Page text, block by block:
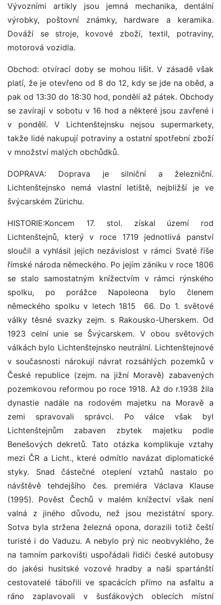
Vývozními artikly jsou jemná mechanika, dentální
výrobky, poštovní známky, hardware a keramika.
Dováží se stroje, kovové zboží, textil, potraviny,
motorová vozidla.
Obchod: otvírací doby se mohou lišit. V zásadě však
platí, že je otevřeno od 8 do 12, kdy se jde na oběd, a
pak od 13:30 do 18:30 hod, pondělí až pátek. Obchody
se zavírají v sobotu v 16 hod a některé jsou zavřené i
v pondělí. V Lichtenštejnsku nejsou supermarkety,
takže lidé nakupují potraviny a ostatní spotřební zboží
v množství malých obchůdků.
DOPRAVA: Doprava je silniční a železniční.
Lichtenštejnsko nemá vlastní letiště, nejbližší je ve
švýcarském Zürichu.
HISTORIE:Koncem 17. stol. získal území rod
Lichtenštejnů, který v roce 1719 jednotlivá panství
sloučil a vyhlásil jejich nezávislost v rámci Svaté říše
římské národa německého. Po jejím zániku v roce 1806
se stalo samostatným knížectvím v rámci rýnského
spolku, po porážce Napoleona bylo členem
německého spolku v letech 1815 ­ 66. Do 1. světové
války těsné svazky zejm. s Rakousko-Uherskem. Od
1923 celní unie se Švýcarskem. V obou světových
válkách bylo Lichtenštejnsko neutrální. Lichtenštejnové
v současnosti nárokují návrat rozsáhlých pozemků v
České republice (zejm. na jižní Moravě) zabavených
pozemkovou reformou po roce 1918. Až do r.1938 žila
dynastie nadále na rodovém majetku na Moravě a
zemi spravovali správci. Po válce však byl
Lichtenštejnům zabaven zbytek majetku podle
Benešových dekretů. Tato otázka komplikuje vztahy
mezi ČR a Licht., které odmítlo navázat diplomatické
styky. Snad částečné oteplení vztahů nastalo po
návštěvě tehdejšího čes. premiéra Václava Klause
(1995). Pověst Čechů v malém knížectví však není
valná z jiného důvodu, než jsou mezistátní spory.
Sotva byla stržena železná opona, dorazili totiž čeští
turisté i do Vaduzu. A nebylo prý nic neobvyklého, že
na tamním parkovišti uspořádali řidiči české autobusy
do jakési husitské vozové hradby a naši spartánští
cestovatelé tábořili ve spacácích přímo na asfaltu a
ráno zaplavovali v šusťákových oblecích místní